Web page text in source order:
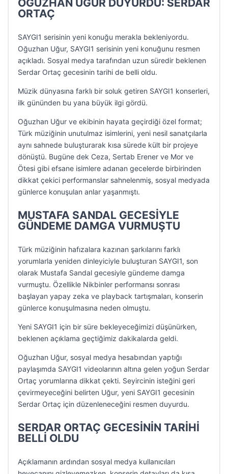
OĞUZHAN UĞUR DUYURDU: SERDAR
ORTAÇ
SAYGI1 serisinin yeni konuğu merakla bekleniyordu.
Oğuzhan Uğur, SAYGI1 serisinin yeni konuğunu resmen
açıkladı. Sosyal medya tarafından uzun süredir beklenen
Serdar Ortaç gecesinin tarihi de belli oldu.
Müzik dünyasına farklı bir soluk getiren SAYGI1 konserleri,
ilk gününden bu yana büyük ilgi gördü.
Oğuzhan Uğur ve ekibinin hayata geçirdiği özel format;
Türk müziğinin unutulmaz isimlerini, yeni nesil sanatçılarla
aynı sahnede buluşturarak kısa sürede kült bir projeye
dönüştü. Bugüne dek Ceza, Sertab Erener ve Mor ve
Ötesi gibi efsane isimlere adanan gecelerde birbirinden
dikkat çekici performanslar sahnelenmiş, sosyal medyada
günlerce konuşulan anlar yaşanmıştı.
MUSTAFA SANDAL GECESİYLE
GÜNDEME DAMGA VURMUŞTU
Türk müziğinin hafızalara kazınan şarkılarını farklı
yorumlarla yeniden dinleyiciyle buluşturan SAYGI1, son
olarak Mustafa Sandal gecesiyle gündeme damga
vurmuştu. Özellikle Nikbinler performansı sonrası
başlayan yapay zeka ve playback tartışmaları, konserin
günlerce konuşulmasına neden olmuştu.
Yeni SAYGI1 için bir süre bekleyeceğimizi düşünürken,
beklenen açıklama geçtiğimiz dakikalarda geldi.
Oğuzhan Uğur, sosyal medya hesabından yaptığı
paylaşımda SAYGI1 videolarının altına gelen yoğun Serdar
Ortaç yorumlarına dikkat çekti. Seyircinin isteğini geri
çevirmeyeceğini belirten Uğur, yeni SAYGI1 gecesinin
Serdar Ortaç için düzenleneceğini resmen duyurdu.
SERDAR ORTAÇ GECESİNİN TARİHİ
BELLİ OLDU
Açıklamanın ardından sosyal medya kullanıcıları